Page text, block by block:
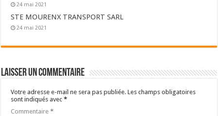
24 mai 2021
STE MOURENX TRANSPORT SARL
24 mai 2021
Laisser un commentaire
Votre adresse e-mail ne sera pas publiée. Les champs obligatoires
sont indiqués avec*
Commentaire*